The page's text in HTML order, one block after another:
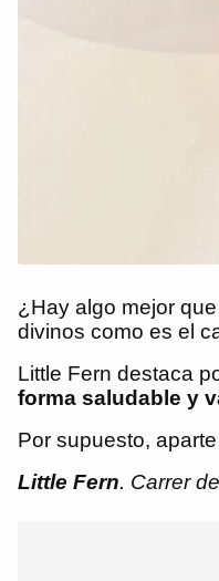
¿Hay algo mejor
divinos como es el
Little Fern destaca
forma saludable y
Por supuesto,
Little Fern. Carrer